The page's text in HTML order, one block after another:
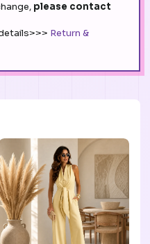
please contact
Return &